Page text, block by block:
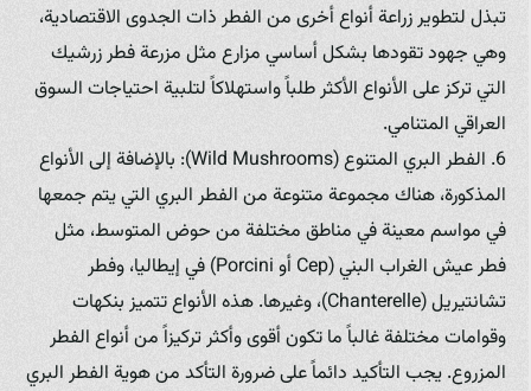
تبذل لتطوير زراعة أنواع أخرى من الفطر ذات الجدوى الاقتصادية،
وهي جهود تقودها بشكل أساسي مزارع مثل مزرعة فطر زرشيك
التي تركز على الأنواع الأكثر طلباً واستهلاكاً لتلبية احتياجات السوق
العراقي المتنامي.
6. الفطر البري المتنوع (Wild Mushrooms): بالإضافة إلى الأنواع
المذكورة، هناك مجموعة متنوعة من الفطر البري التي يتم جمعها
في مواسم معينة في مناطق مختلفة من حوض المتوسط، مثل
فطر عيش الغراب البني (Cep أو Porcini) في إيطاليا، وفطر
تشانتيريل (Chanterelle)، وغيرها. هذه الأنواع تتميز بنكهات
وقوامات مختلفة غالباً ما تكون أقوى وأكثر تركيزاً من أنواع الفطر
المزروع. يجب التأكيد دائماً على ضرورة التأكد من هوية الفطر البري